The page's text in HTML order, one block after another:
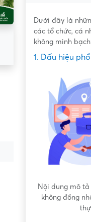
Dưới đây là
các tổ chức, cá
không minh
1. Dấu hiệu
Nội dung mô tả
không đồng